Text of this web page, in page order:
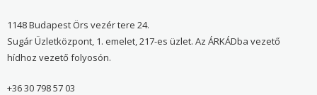
1148 Budapest Örs vezér tere 24.
Sugár Üzletközpont, 1. emelet, 217-es üzlet. Az ÁRKÁDba vezető
hídhoz vezető folyosón.
+36 30 798 57 03